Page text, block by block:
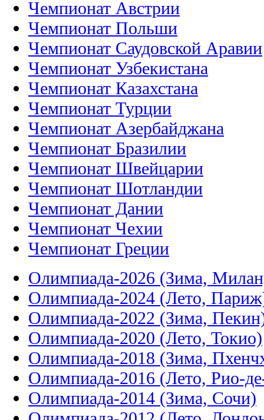
Чемпионат Австрии
Чемпионат Польши
Чемпионат Саудовской Аравии
Чемпионат Узбекистана
Чемпионат Казахстана
Чемпионат Турции
Чемпионат Азербайджана
Чемпионат Бразилии
Чемпионат Швейцарии
Чемпионат Шотландии
Чемпионат Дании
Чемпионат Чехии
Чемпионат Греции
Олимпиада-2026 (Зима,
Олимпиада-2024 (Лето,
Олимпиада-2022 (Зима,
Олимпиада-2020 (Лето, Токио)
Олимпиада-2018 (Зима,
Олимпиада-2016 (Лето, Рио-
Олимпиада-2014 (Зима, Сочи)